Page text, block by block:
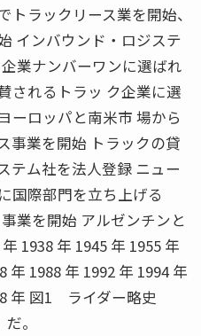
ラックリース業を開始、
インバウンド・ロジステ
業ナンバーワンに選ばれ
されるトラッ ク企業に選
ーロッパと南米市 場から
事業を開始 トラックの貸
テム社を法人登録 ニュー
国際部門を立ち上げる
業を開始 アルゼンチンと
1938 年 1945 年 1955 年
年 1988 年 1992 年 1994 年
年 図1 ライダー略史
。